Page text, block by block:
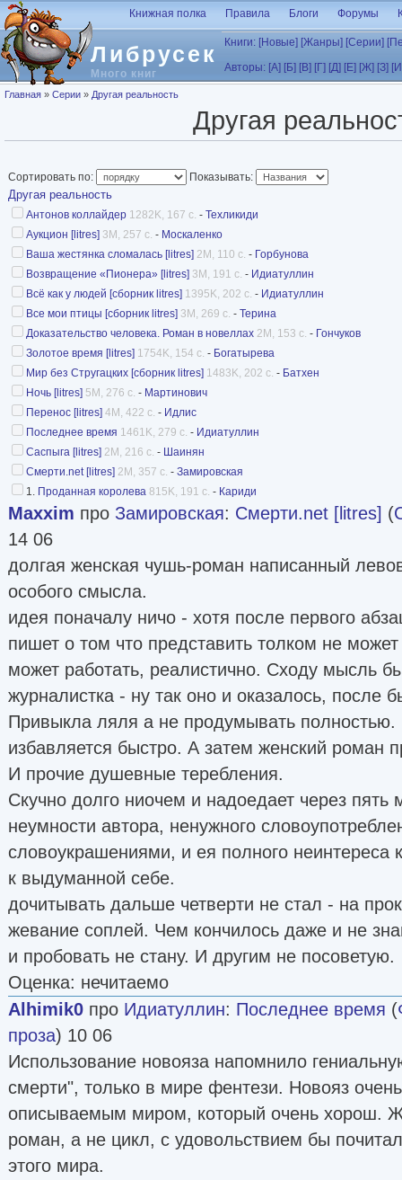
Перейти к основному содержанию
Либрусек
Много книг
Книжная полка Правила Блоги Форумы
Книги: [Новые] [Жанры] [Серии]
Авторы: [А] [Б] [В] [Г] [Д] [Е] [Ж] [З]
Вы здесь
Главная » Серии » Другая реальность
Другая
Сортировать по: Показывать:
Другая реальность
Антонов коллайдер 1282K, 167 с. - Техликиди
Аукцион [litres] 3M, 257 с. - Москаленко
Ваша жестянка сломалась [litres] 2M, 110 с. - Горбунова
Возвращение «Пионера» [litres] 3M, 191 с. - Идиатуллин
Всё как у людей [сборник litres] 1395K, 202 с. - Идиатуллин
Все мои птицы [сборник litres] 3M, 269 с. - Терина
Доказательство человека. Роман в новеллах 2M, 153 с. - Гончуков
Золотое время [litres] 1754K, 154 с. - Богатырева
Мир без Стругацких [сборник litres] 1483K, 202 с. - Батхен
Ночь [litres] 5M, 276 с. - Мартинович
Перенос [litres] 4M, 422 с. - Идлис
Последнее время 1461K, 279 с. - Идиатуллин
Саспыга [litres] 2M, 216 с. - Шаинян
Смерти.net [litres] 2M, 357 с. - Замировская
1. Проданная королева 815K, 191 с. - Кариди
Maxxim про Замировская: Смерти.net [litres] (
14 06
долгая женская чушь-роман написанный
особого смысла.
идея поначалу ничо - хотя после первого
пишет о том что представить толком не
может работать, реалистично. Сходу мысль
журналистка - ну так оно и оказалось, после
Привыкла ляля а не продумывать полностью.
избавляется быстро. А затем женский роман
И прочие душевные теребления.
Скучно долго ниочем и надоедает через пять
неумности автора, ненужного
словоукрашениями, и ея полного
к выдуманной себе.
дочитывать дальше четверти не стал - на
жевание соплей. Чем кончилось даже и не
и пробовать не стану. И другим не посоветую.
Оценка: нечитаемо
Alhimik0 про Идиатуллин: Последнее время (
проза) 10 06
Использование новояза напомнило
смерти", только в мире фентези. Новояз
описываемым миром, который очень хорош.
роман, а не цикл, с удовольствием бы
этого мира.